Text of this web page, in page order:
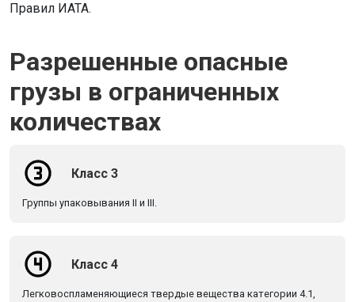
Правил ИАТА.
Разрешенные опасные
грузы в ограниченных
количествах
Класс 3
Группы упаковывания II и III.
Класс 4
Легковоспламеняющиеся твердые вещества категории 4.1,